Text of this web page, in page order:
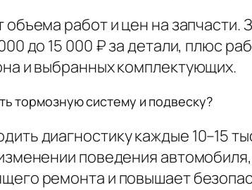
работ и цен на
до 15 000 ₽ за детали, плюс
и выбранных комплектующих.
тормозную систему и подвеску?
диагностику каждые 10–15
поведения
ремонта и повышает